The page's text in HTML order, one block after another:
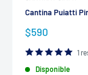
Cantina Puiatti
Precio
venta
$590
1
Disponible